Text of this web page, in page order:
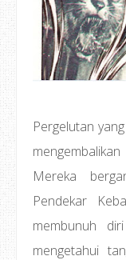
Pergelutan
Mereka
Pendekar
membunuh
mengetahui